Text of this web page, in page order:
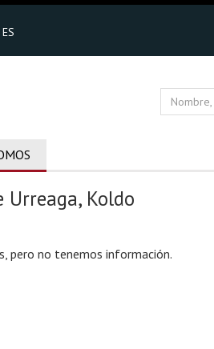
ES
Urreaga, Koldo
pero no tenemos información.